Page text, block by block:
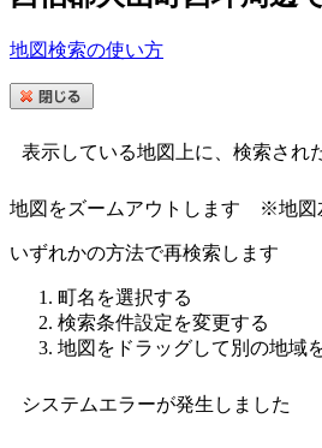
地図検索の使い方
表示している地図上に、検索され
地図をズームアウトします ※地図
いずれかの方法で再検索します
町名を選択する
検索条件設定を変更する
地図をドラッグして別の地域
システムエラーが発生しました